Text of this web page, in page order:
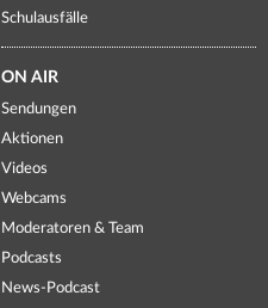
Schulausfälle
ON AIR
Sendungen
Aktionen
Videos
Webcams
Moderatoren & Team
Podcasts
News-Podcast